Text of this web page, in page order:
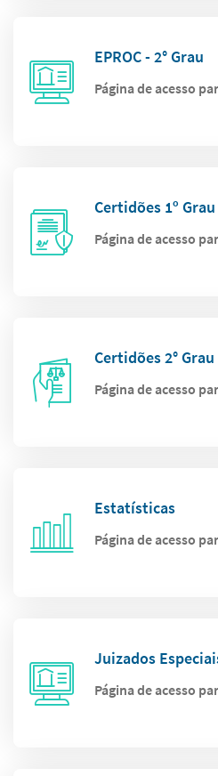
EPROC - 2° Grau
Página de acesso
Certidões 1º Grau
Página de acesso
Certidões 2° Grau
Página de acesso
Estatísticas
Página de acesso
Juizados
Página de acesso